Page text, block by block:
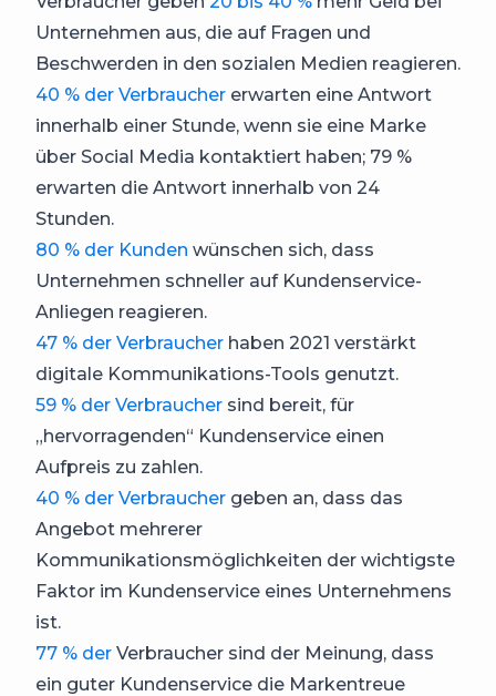
Unternehmen aus, die auf Fragen und
Beschwerden in den sozialen Medien reagieren.
40 % der Verbraucher erwarten eine Antwort
innerhalb einer Stunde, wenn sie eine Marke
über Social Media kontaktiert haben; 79 %
erwarten die Antwort innerhalb von 24
Stunden.
80 % der Kunden wünschen sich, dass
Unternehmen schneller auf Kundenservice-
Anliegen reagieren.
47 % der Verbraucher haben 2021 verstärkt
digitale Kommunikations-Tools genutzt.
59 % der Verbraucher sind bereit, für
„hervorragenden“ Kundenservice einen
Aufpreis zu zahlen.
40 % der Verbraucher geben an, dass das
Angebot mehrerer
Kommunikationsmöglichkeiten der wichtigste
Faktor im Kundenservice eines Unternehmens
ist.
77 % der Verbraucher sind der Meinung, dass
ein guter Kundenservice die Markentreue